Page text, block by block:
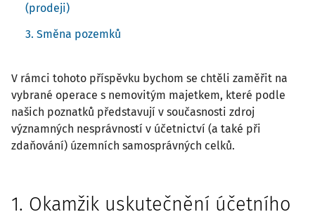
(prodeji)
3. Směna pozemků
V rámci tohoto příspěvku bychom se chtěli zaměřit na
vybrané operace s nemovitým majetkem, které podle
našich poznatků představují v současnosti zdroj
významných nesprávností v účetnictví (a také při
zdaňování) územních samosprávných celků.
1. Okamžik uskutečnění účetního